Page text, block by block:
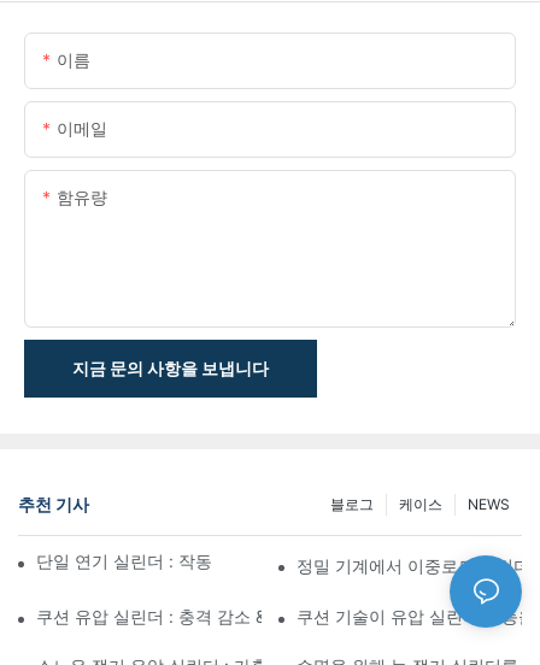
이름
이메일
함유량
지금 문의 사항을 보냅니다
추천 기사 NEWS
케이스
블로그
단일 연기 실린더 : 작동 방식 & 공통 응용 프로그램정밀 기계에서 이중로드 실린더
쿠션 유압 실린더 : 충격 감소 & 수명 연장쿠션 기술이 유압 실린더 성능